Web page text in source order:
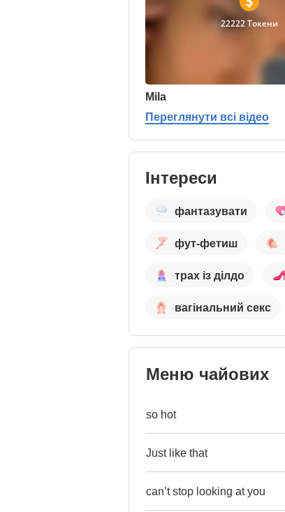
22222 Токени
Mila
Переглянути всі відео
Інтереси
фантазувати
фут-фетиш
трах із ділдо
вагінальний секс
Меню чайових
so hot
Just like that
can’t stop looking at you